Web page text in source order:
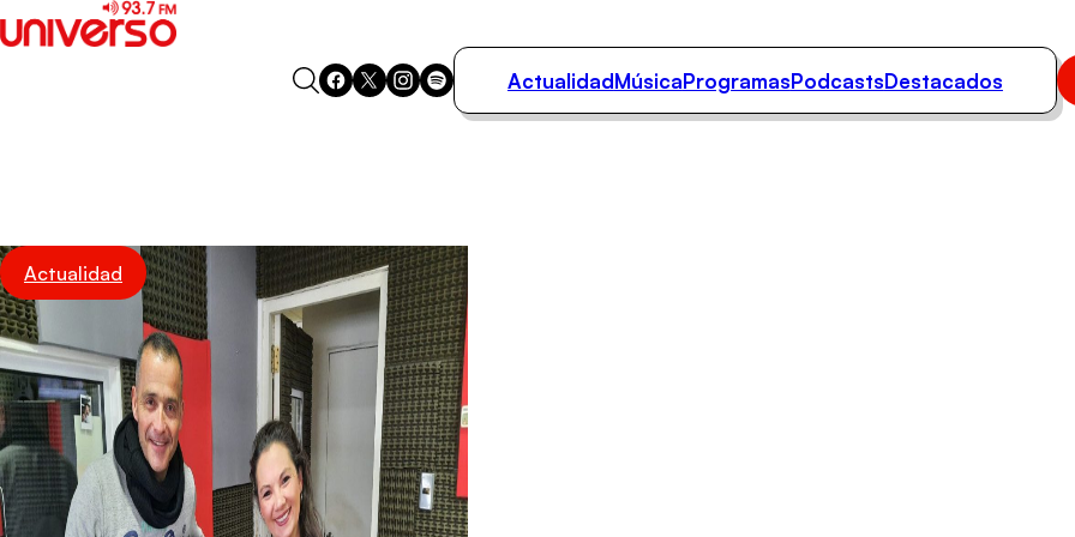
Podcasts
Destacados
ActualidadMúsicaProgramasPodcastsDestacados
Actualidad